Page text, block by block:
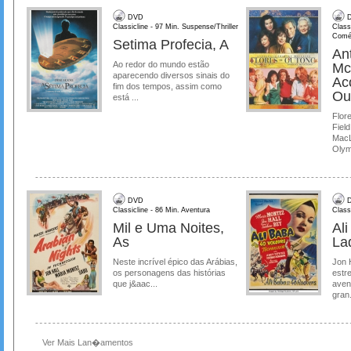
DVD
Classicline - 97 Min. Suspense/Thriller
Setima Profecia, A
Ao redor do mundo estão
aparecendo diversos sinais do
fim dos tempos, assim como
está ...
DVD
Classicline - 86 Min. Aventura
Mil e Uma Noites,
As
Neste incrível épico das Arábias,
os personagens das histórias
que j&aac...
Ali
Jon
Ver Mais Lan�amentos